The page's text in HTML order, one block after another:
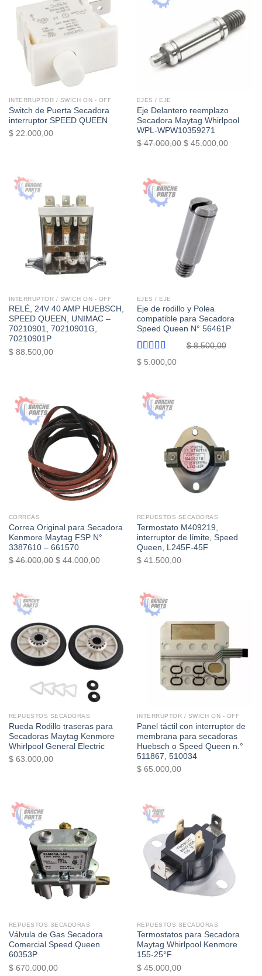
INTERRUPTOR / SWICH ON - OFF
Switch de Puerta Secadora
interruptor SPEED QUEEN
$22.000,00
EJES / EJE
Eje Delantero reemplazo
Secadora Maytag Whirlpool
WPL-WPW10359271
$47.000,00 El
$45.000,00El
INTERRUPTOR / SWICH ON - OFF
RELÉ, 24V 40 AMP HUEBSCH,
SPEED QUEEN, UNIMAC –
70210901, 70210901G,
70210901P
$88.500,00
EJES / EJE
Eje de rodillo y Polea
compatible para Secadora
Speed Queen N° 56461P
Valorado
con
5.00
$8.500,00
El
era:
$ 8.500,00.
$5.000,00El
CORREAS
Correa Original para Secadora
Kenmore Maytag FSP N°
3387610 – 661570
$46.000,00 El
$44.000,00El
$ 44.000,00.
REPUESTOS SECADORAS
Termostato M409219,
interruptor de límite, Speed ​​
Queen, L245F-45F
$41.500,00
REPUESTOS SECADORAS
Rueda Rodillo traseras para
Secadoras Maytag Kenmore
Whirlpool General Electric
$63.000,00
INTERRUPTOR / SWICH ON - OFF
Panel táctil con interruptor de
membrana para secadoras
Huebsch o Speed ​​Queen n.°
511867, 510034
$65.000,00
REPUESTOS SECADORAS
Válvula de Gas Secadora
Comercial Speed Queen
60353P
$670.000,00
REPUESTOS SECADORAS
Termostatos para Secadora
Maytag Whirlpool Kenmore
155-25°F
$45.000,00